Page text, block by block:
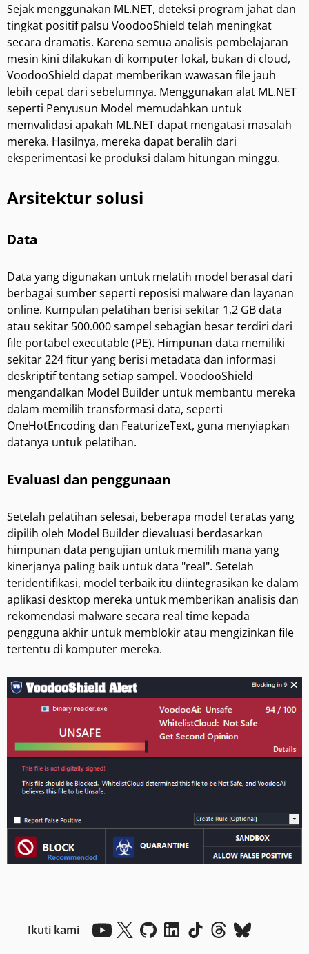
Sejak menggunakan ML.NET, deteksi program jahat dan
tingkat positif palsu VoodooShield telah meningkat
secara dramatis. Karena semua analisis pembelajaran
mesin kini dilakukan di komputer lokal, bukan di cloud,
VoodooShield dapat memberikan wawasan file jauh
lebih cepat dari sebelumnya. Menggunakan alat ML.NET
seperti Penyusun Model memudahkan untuk
memvalidasi apakah ML.NET dapat mengatasi masalah
mereka. Hasilnya, mereka dapat beralih dari
eksperimentasi ke produksi dalam hitungan minggu.
Arsitektur solusi
Data
Data yang digunakan untuk melatih model berasal dari
berbagai sumber seperti reposisi malware dan layanan
online. Kumpulan pelatihan berisi sekitar 1,2 GB data
atau sekitar 500.000 sampel sebagian besar terdiri dari
file portabel executable (PE). Himpunan data memiliki
sekitar 224 fitur yang berisi metadata dan informasi
deskriptif tentang setiap sampel. VoodooShield
mengandalkan Model Builder untuk membantu mereka
dalam memilih transformasi data, seperti
OneHotEncoding dan FeaturizeText, guna menyiapkan
datanya untuk pelatihan.
Evaluasi dan penggunaan
Setelah pelatihan selesai, beberapa model teratas yang
dipilih oleh Model Builder dievaluasi berdasarkan
himpunan data pengujian untuk memilih mana yang
kinerjanya paling baik untuk data "real". Setelah
teridentifikasi, model terbaik itu diintegrasikan ke dalam
aplikasi desktop mereka untuk memberikan analisis dan
rekomendasi malware secara real time kepada
pengguna akhir untuk memblokir atau mengizinkan file
tertentu di komputer mereka.
Ikuti kami